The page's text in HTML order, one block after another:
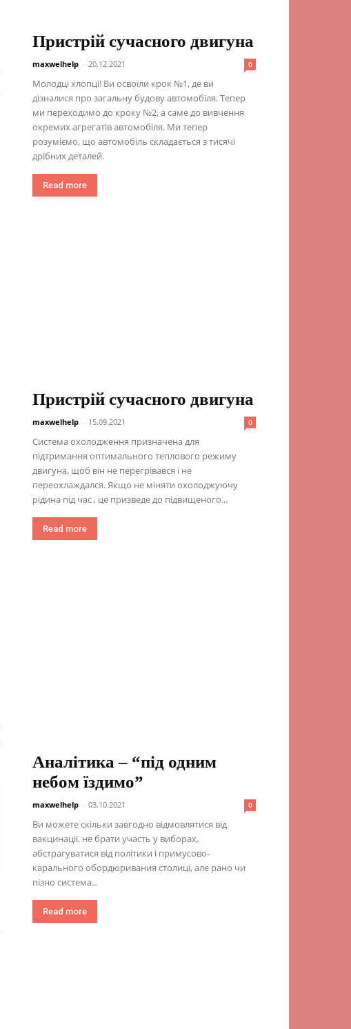
Пристрій сучасного двигуна
maxwelhelp - 20.12.2021 0
Молодці хлопці! Ви освоїли крок №1, де ви
дізналися про загальну будову автомобіля. Тепер
ми переходимо до кроку №2, а саме до вивчення
окремих агрегатів автомобіля. Ми тепер
розуміємо, що автомобіль складається з тисячі
дрібних деталей.
Read more
Пристрій сучасного двигуна
maxwelhelp - 15.09.2021 0
Система охолодження призначена для
підтримання оптимального теплового режиму
двигуна, щоб він не перегрівався і не
переохлаждался. Якщо не міняти охолоджуючу
рідина під час , це призведе до підвищеного...
Read more
Аналітика – “під одним
небом їздимо”
maxwelhelp - 03.10.2021 0
Ви можете скільки завгодно відмовлятися від
вакцинації, не брати участь у виборах,
абстрагуватися від політики і примусово-
карального обордюривания столиці, але рано чи
пізно система...
Read more